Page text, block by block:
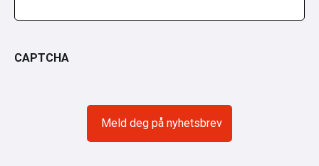
CAPTCHA